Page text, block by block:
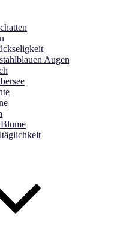
Augen